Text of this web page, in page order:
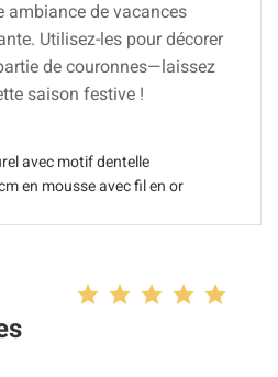
ambiance de vacances
Utilisez-les pour décorer
de couronnes—laissez
saison festive !
avec motif dentelle
en mousse avec fil en or